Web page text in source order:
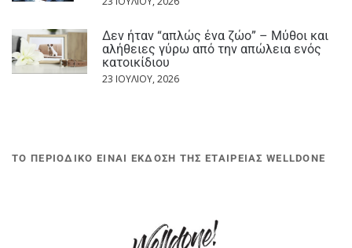
Δεν ήταν “απλώς ένα ζώο” – Μύθοι και
αλήθειες γύρω από την απώλεια ενός
κατοικίδιου
23 ΙΟΥΛΊΟΥ, 2026
ΤΟ ΠΕΡΙΟΔΙΚΟ ΕΙΝΑΙ ΕΚΔΟΣΗ ΤΗΣ ΕΤΑΙΡΕΙΑΣ WELLDONE